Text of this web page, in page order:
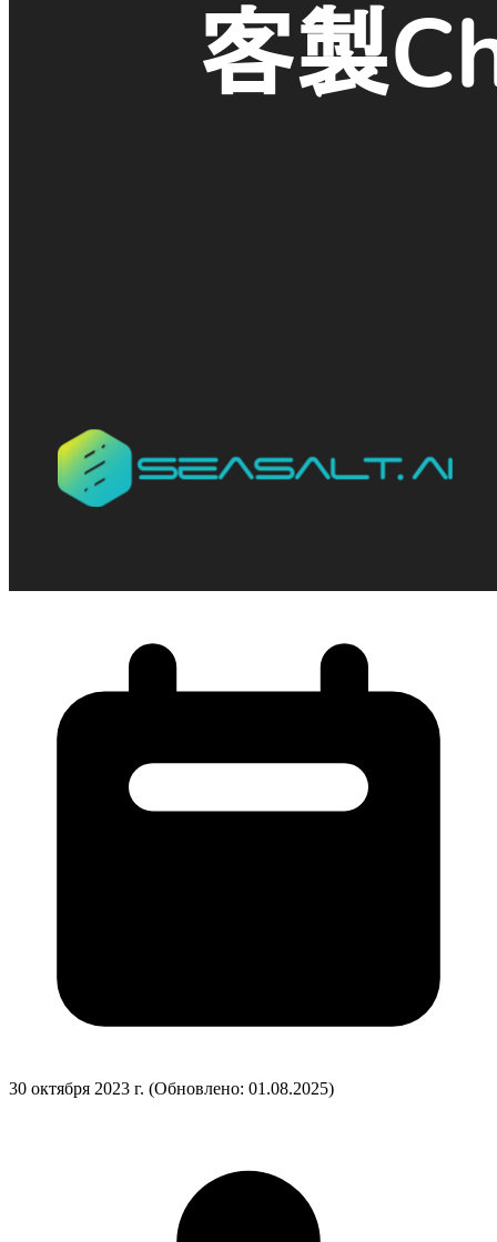
30 октября 2023 г. (Обновлено: 01.08.2025)